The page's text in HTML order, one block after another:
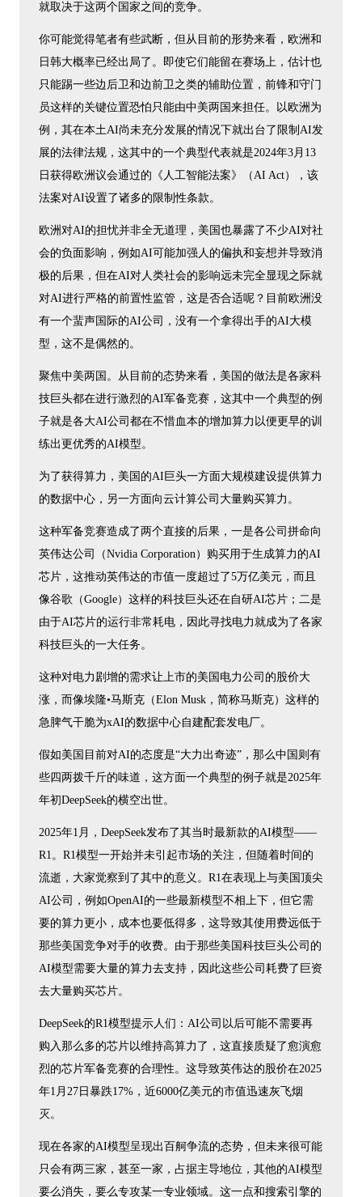
就取决于这两个国家之间的竞争。
你可能觉得笔者有些武断，但从目前的形势来看，欧洲和
日韩大概率已经出局了。即使它们能留在赛场上，估计也
只能踢一些边后卫和边前卫之类的辅助位置，前锋和守门
员这样的关键位置恐怕只能由中美两国来担任。以欧洲为
例，其在本土AI尚未充分发展的情况下就出台了限制AI发
展的法律法规，这其中的一个典型代表就是2024年3月13
日获得欧洲议会通过的《人工智能法案》（AI Act），该
法案对AI设置了诸多的限制性条款。
欧洲对AI的担忧并非全无道理，美国也暴露了不少AI对社
会的负面影响，例如AI可能加强人的偏执和妄想并导致消
极的后果，但在AI对人类社会的影响远未完全显现之际就
对AI进行严格的前置性监管，这是否合适呢？目前欧洲没
有一个蜚声国际的AI公司，没有一个拿得出手的AI大模
型，这不是偶然的。
聚焦中美两国。从目前的态势来看，美国的做法是各家科
技巨头都在进行激烈的AI军备竞赛，这其中一个典型的例
子就是各大AI公司都在不惜血本的增加算力以便更早的训
练出更优秀的AI模型。
为了获得算力，美国的AI巨头一方面大规模建设提供算力
的数据中心，另一方面向云计算公司大量购买算力。
这种军备竞赛造成了两个直接的后果，一是各公司拼命向
英伟达公司（Nvidia Corporation）购买用于生成算力的AI
芯片，这推动英伟达的市值一度超过了5万亿美元，而且
像谷歌（Google）这样的科技巨头还在自研AI芯片；二是
由于AI芯片的运行非常耗电，因此寻找电力就成为了各家
科技巨头的一大任务。
这种对电力剧增的需求让上市的美国电力公司的股价大
涨，而像埃隆•马斯克（Elon Musk，简称马斯克）这样的
急脾气干脆为xAI的数据中心自建配套发电厂。
假如美国目前对AI的态度是“大力出奇迹”，那么中国则有
些四两拨千斤的味道，这方面一个典型的例子就是2025年
年初DeepSeek的横空出世。
2025年1月，DeepSeek发布了其当时最新款的AI模型——
R1。R1模型一开始并未引起市场的关注，但随着时间的
流逝，大家觉察到了其中的意义。R1在表现上与美国顶尖
AI公司，例如OpenAI的一些最新模型不相上下，但它需
要的算力更小，成本也要低得多，这导致其使用费远低于
那些美国竞争对手的收费。由于那些美国科技巨头公司的
AI模型需要大量的算力去支持，因此这些公司耗费了巨资
去大量购买芯片。
DeepSeek的R1模型提示人们：AI公司以后可能不需要再
购入那么多的芯片以维持高算力了，这直接质疑了愈演愈
烈的芯片军备竞赛的合理性。这导致英伟达的股价在2025
年1月27日暴跌17%，近6000亿美元的市值迅速灰飞烟
灭。
现在各家的AI模型呈现出百舸争流的态势，但未来很可能
只会有两三家，甚至一家，占据主导地位，其他的AI模型
要么消失，要么专攻某一专业领域。这一点和搜索引擎的